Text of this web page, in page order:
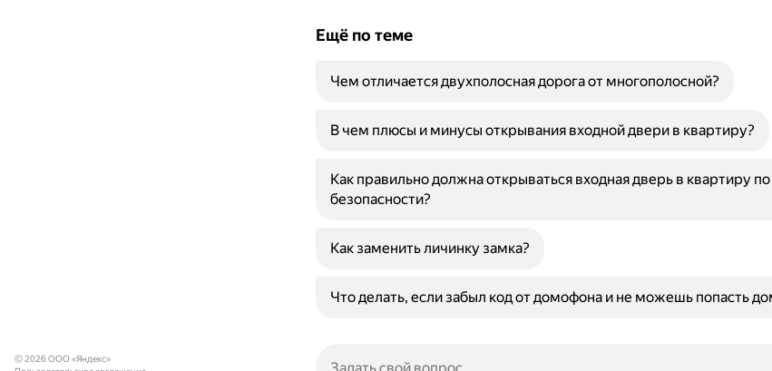
Ещё по теме
Чем отличается двухполосная дорога от многополосной?
В чем плюсы и минусы открывания входной двери в квартиру?
Как правильно должна открываться входная дверь в квартиру
безопасности?
Как заменить личинку замка?
Что делать, если забыл код от домофона и не можешь попасть
© 2026 ООО «Яндекс»